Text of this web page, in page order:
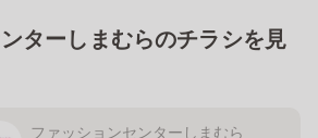
ターしまむらのチラシを見
ファッションセンターしまむら